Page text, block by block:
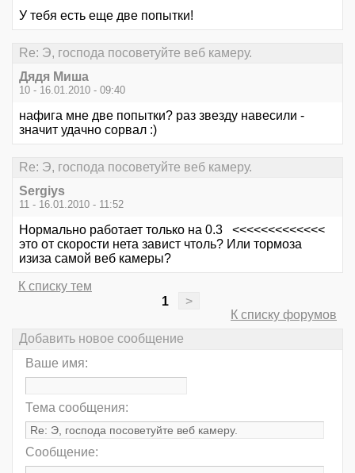
У тебя есть еще две попытки!
Re: Э, господа посоветуйте веб камеру.
Дядя Миша
10 - 16.01.2010 - 09:40
нафига мне две попытки? раз звезду навесили -
значит удачно сорвал :)
Re: Э, господа посоветуйте веб камеру.
Sergiys
11 - 16.01.2010 - 11:52
Нормально работает только на 0.3 <<<<<<<<<<<<<
это от скорости нета завист чтоль? Или тормоза
изиза самой веб камеры?
К списку тем
1
>
К списку форумов
Добавить новое сообщение
Ваше имя:
Тема сообщения:
Сообщение: